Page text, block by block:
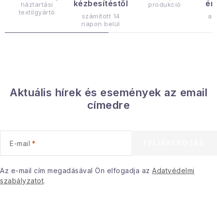
e
háztartási
textilgyártó
kézbesítéstől
számított 14
napon belül
produkció
Aktuális hírek és események az email
címedre
E-mail
Az e-mail cím megadásával Ön elfogadja az Adatvédelmi
szabályzatot.